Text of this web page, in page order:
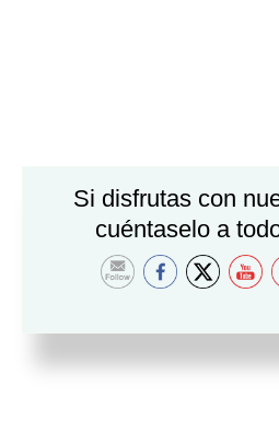
Si disfrutas con
cuéntaselo a